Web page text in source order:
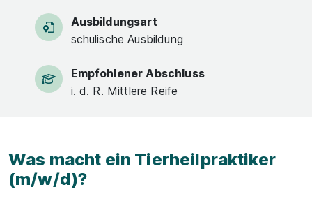
Ausbildungsart
schulische Ausbildung
Empfohlener Abschluss
i. d. R. Mittlere Reife
Was macht ein Tierheilpraktiker
(m/w/d)?